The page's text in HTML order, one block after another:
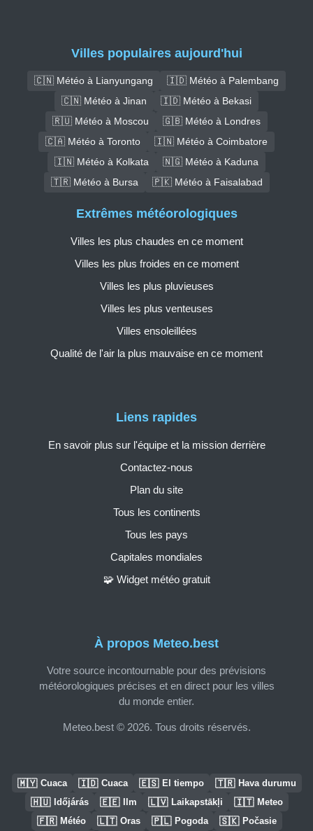
Villes populaires aujourd'hui
🇨🇳 Météo à Lianyungang
🇮🇩 Météo à Palembang
🇨🇳 Météo à Jinan
🇮🇩 Météo à Bekasi
🇷🇺 Météo à Moscou
🇬🇧 Météo à Londres
🇨🇦 Météo à Toronto
🇮🇳 Météo à Coimbatore
🇮🇳 Météo à Kolkata
🇳🇬 Météo à Kaduna
🇹🇷 Météo à Bursa
🇵🇰 Météo à Faisalabad
À propos Meteo.best
Votre source incontournable pour des prévisions
météorologiques précises et en direct pour les villes
du monde entier.
Meteo.best © 2026. Tous droits réservés.
Liens rapides
En savoir plus sur l'équipe et la mission derrière
Contactez-nous
Plan du site
Tous les continents
Tous les pays
Capitales mondiales
🧩 Widget météo gratuit
Extrêmes météorologiques
Villes les plus chaudes en ce moment
Villes les plus froides en ce moment
Villes les plus pluvieuses
Villes les plus venteuses
Villes ensoleillées
Qualité de l'air la plus mauvaise en ce moment
🇲🇾 Cuaca 🇮🇩 Cuaca 🇪🇸 El tiempo 🇹🇷 Hava durumu
🇭🇺 Időjárás 🇪🇪 Ilm 🇱🇻 Laikapstākļi 🇮🇹 Meteo
🇫🇷 Météo 🇱🇹 Oras 🇵🇱 Pogoda 🇸🇰 Počasie